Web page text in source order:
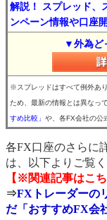
解説！ スプレッド、
ンペーン情報や口座
▼外為ど
※スプレッドはすべて例外あ
ため、最新の情報とは異なっ
すめ比較」 や、各FX会社の公
各FX口座のさらに
は、以下よりご覧く
【※関連記事はこち
⇒FXトレーダーの
だ「おすすめFX会